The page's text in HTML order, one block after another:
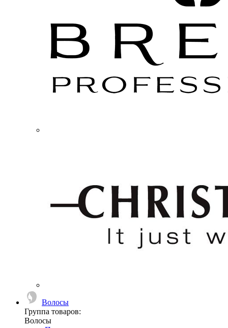
Волосы
Группа товаров:
Волосы